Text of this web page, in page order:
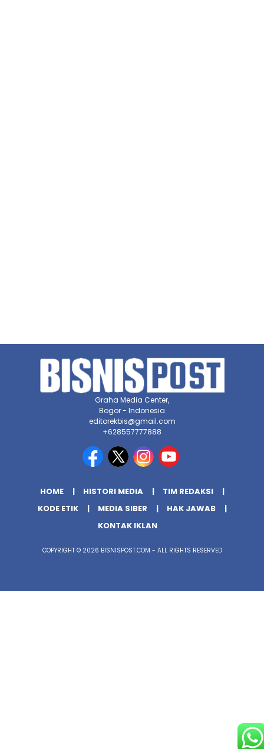
Graha Media Center,
Bogor - Indonesia
editorekbis@gmail.com
+628557777888
HOME HISTORI MEDIA
TIM REDAKSI
KODE ETIK
MEDIA SIBER
HAK JAWAB
KONTAK IKLAN
COPYRIGHT © 2026 BISNISPOST.COM - ALL RIGHTS RESERVED